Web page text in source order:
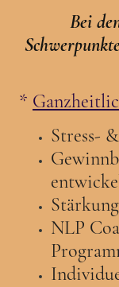
Bei
*
Stress-
NLP